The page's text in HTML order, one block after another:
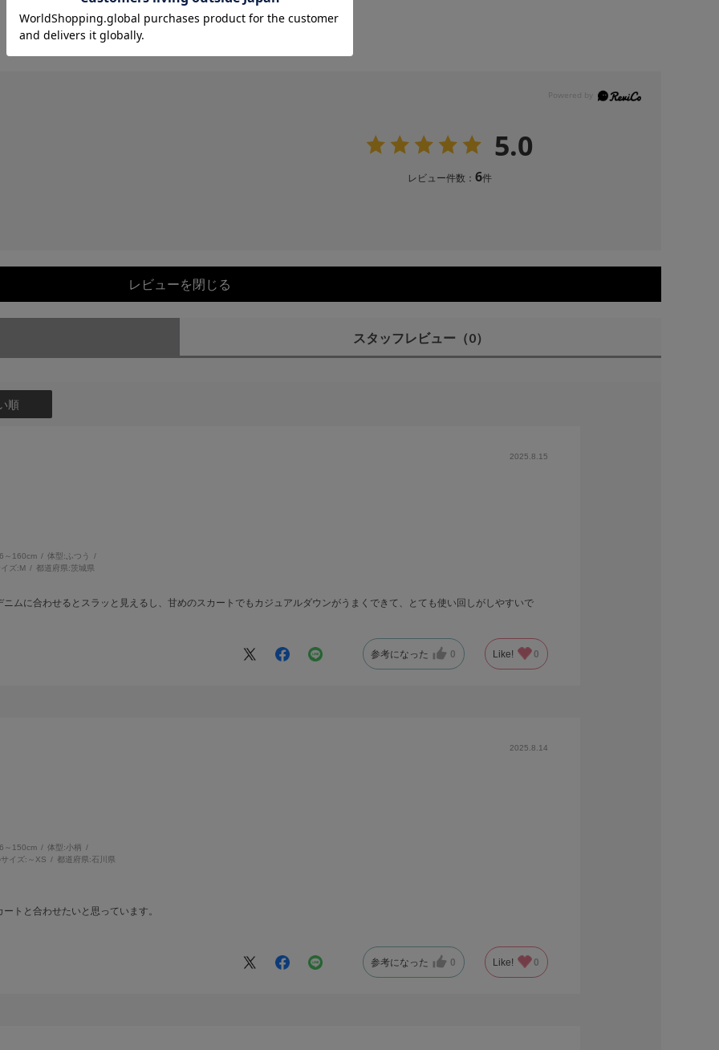
5.0
レビュー件数： 6件
レビューを閉じる
スタッフレビュー （0）
順
2025.8.15
～160cm 体型: ふつう
ズ:M 都道府県:茨城県
ムに合わせるとスラッと見えるし、甘めのスカートでもカジュアルダウンがうまくできて、とても使い回しがしやすいで
参考になった 0 Like! 0
2025.8.14
～150cm 体型:小柄
イズ: ～XS 都道府県:石川県
トと合わせたいと思っています。
参考になった 0 Like! 0